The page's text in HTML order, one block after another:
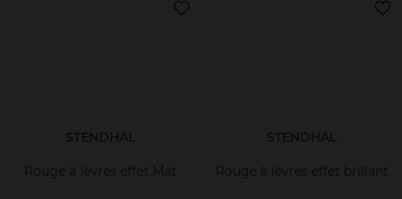
STENDHAL
Rouge à lèvres effet Mat
STENDHAL
Rouge à lèvres effet brillant